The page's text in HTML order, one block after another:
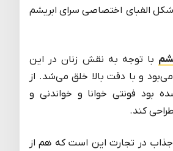
الفبای اختصاصی سرای ابریشم
با توجه به نقش زنان در این
و با دقت بالا خلق می‌شد. از
بود فونتی خوانا و خواندنی و
کند.
جذاب در تجارت این است که هم از